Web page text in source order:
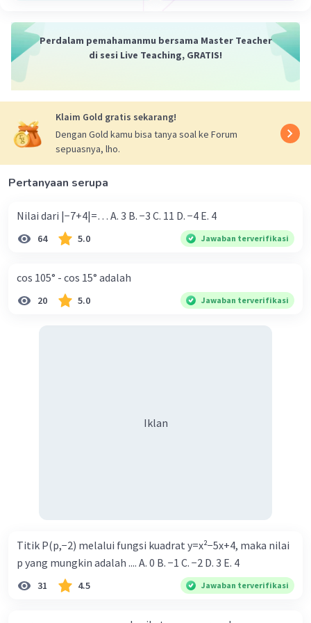
Perdalam pemahamanmu bersama Master Teacher
di sesi Live Teaching, GRATIS!
Klaim Gold gratis sekarang!
Dengan Gold kamu bisa tanya soal ke Forum
sepuasnya, lho.
Pertanyaan serupa
Nilai dari |−7+4|=… A. 3 B. −3 C. 11 D. −4 E. 4
64 5.0 Jawaban terverifikasi
cos 105° - cos 15° adalah
20 5.0 Jawaban terverifikasi
Iklan
Titik P(p,−2) melalui fungsi kuadrat y=x²−5x+4, maka nilai
p yang mungkin adalah .... A. 0 B. −1 C. −2 D. 3 E. 4
31 4.5 Jawaban terverifikasi